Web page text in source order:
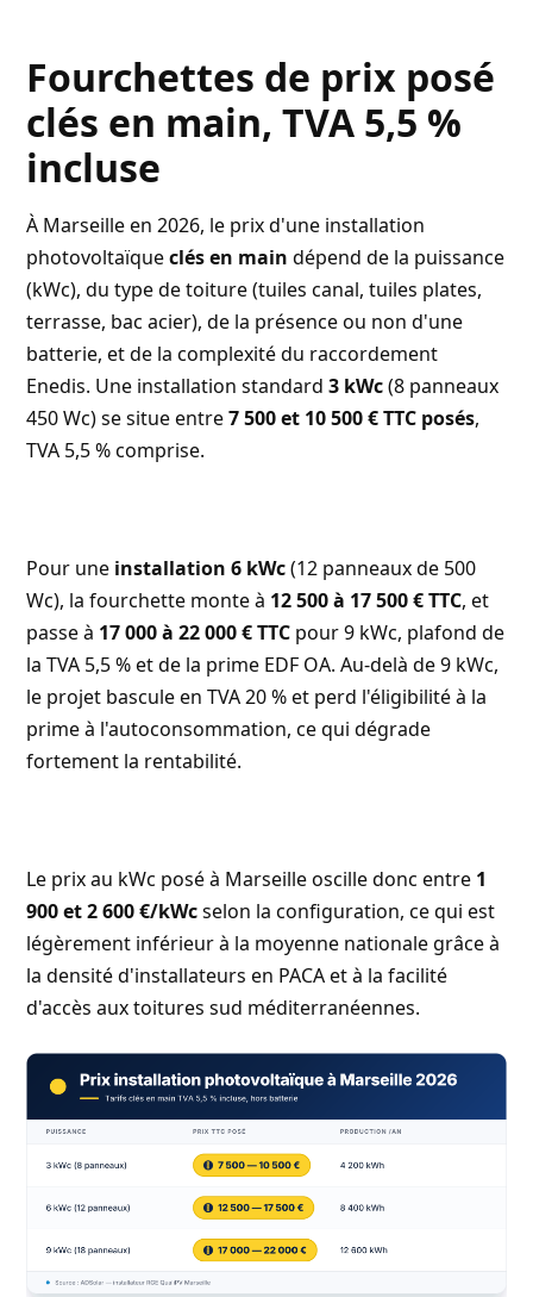
Fourchettes de prix posé
clés en main, TVA 5,5 %
incluse
À Marseille en 2026, le prix d'une installation
photovoltaïqueclés en main dépend de la puissance
(kWc), du type de toiture (tuiles canal, tuiles plates,
terrasse, bac acier), de la présence ou non d'une
batterie, et de la complexité du raccordement
Enedis. Une installation standard3 kWc(8 panneaux
450 Wc) se situe entre7 500 et 10 500 € TTC posés,
TVA 5,5 % comprise.
Pour une installation 6 kWc(12 panneaux de 500
Wc), la fourchette monte à 12 500 à 17 500 € TTC, et
passe à 17 000 à 22 000 € TTC pour 9 kWc, plafond de
la TVA 5,5 % et de la prime EDF OA. Au-delà de 9 kWc,
le projet bascule en TVA 20 % et perd l'éligibilité à la
prime à l'autoconsommation, ce qui dégrade
fortement la rentabilité.
Le prix au kWc posé à Marseille oscille donc entre 1
900 et 2 600 €/kWcselon la configuration, ce qui est
légèrement inférieur à la moyenne nationale grâce à
la densité d'installateurs en PACA et à la facilité
d'accès aux toitures sud méditerranéennes.